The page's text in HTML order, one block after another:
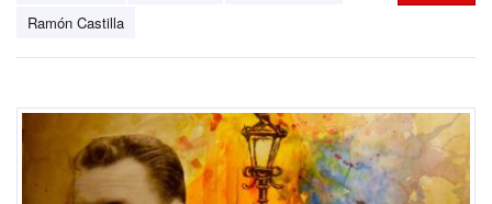
Ramón Castilla